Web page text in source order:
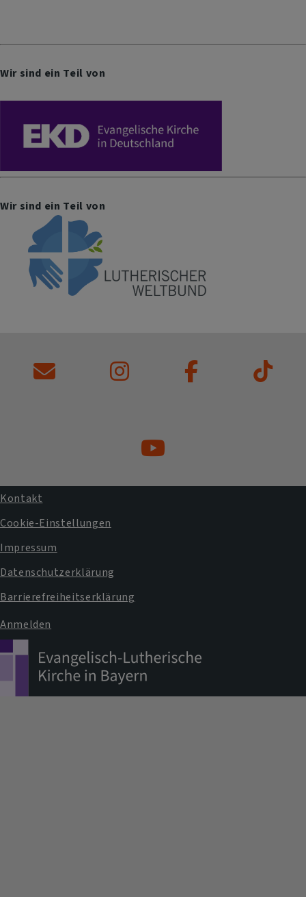
Wir sind ein Teil von
Wir sind ein Teil von
Fußbereichsmenü
Kontakt
Cookie-Einstellungen
Impressum
Datenschutzerklärung
Barrierefreiheitserklärung
Benutzermenü
Anmelden